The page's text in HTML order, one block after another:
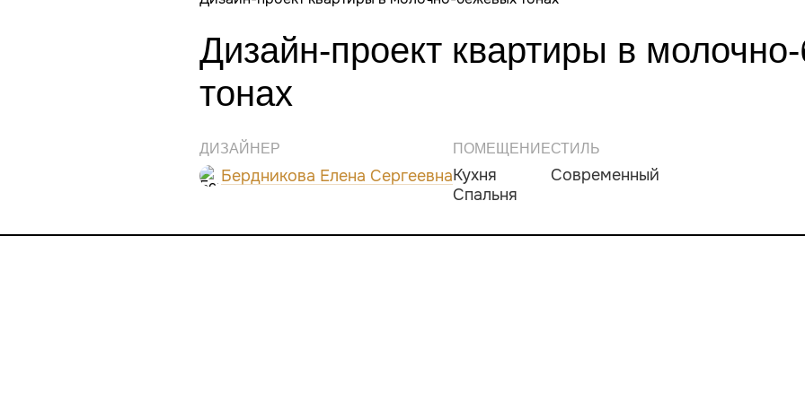
Дизайн-проект квартиры в
тонах
ДИЗАЙНЕР
Бердникова Елена Сергеевна
ПОМЕЩЕНИЕ
Кухня
Спальня
СТИЛЬ
Современный